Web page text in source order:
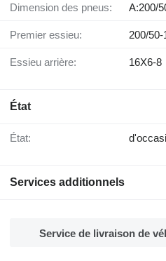
Dimension des pneus: A:200/
Premier essieu: 200/50-
Essieu arrière: 16X6-8
État
État:
Services additionnels
Service de livraison de